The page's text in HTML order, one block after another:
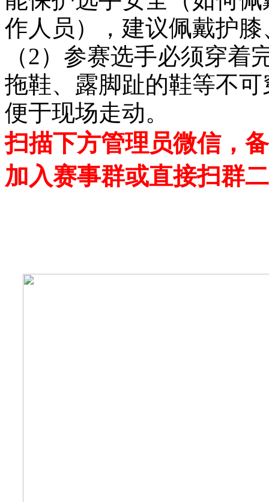
作人员），建议佩戴护
（2）参赛选手必须穿
拖鞋、露脚趾的鞋等不
便于现场走动。
扫描下方管理员微信，
加入赛事群或直接扫群